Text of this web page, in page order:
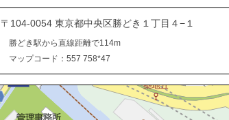
〒104-0054 東京都中央区勝どき１丁目４−１
勝どき駅から直線距離で114m
マップコード：557 758*47